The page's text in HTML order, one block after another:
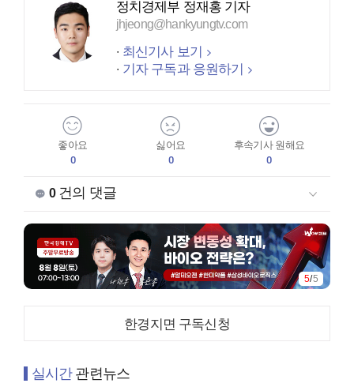
정치경제부 정재홍 기자
jhjeong@hankyungtv.com
최신기사 보기
기자 구독과 응원하기
좋아요
0
싫어요
0
후속기사 원해요
0
0건의 댓글
5/5
한경지면 구독신청
실시간관련뉴스